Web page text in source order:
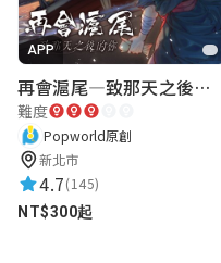
茹冠源
2026-06-26 15:10:39
拉完了
APP
再會滬尾—致那天之後的你｜淡水老街實境遊戲｜實體遊戲盒
難度
Popworld原創
新北市
4.7(145)
NT$300起